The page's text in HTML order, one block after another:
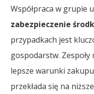
Współpraca w grupie
zabezpieczenie
przypadkach jest
gospodarstw.
lepsze warunki
przekłada się na